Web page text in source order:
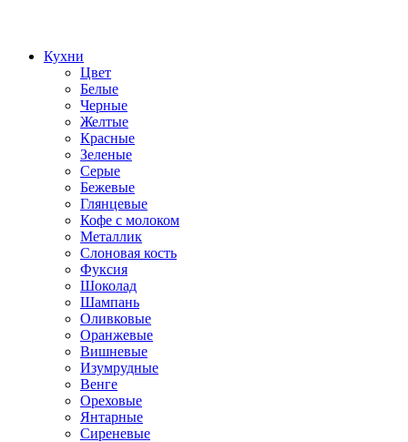
Кухни
Цвет
Белые
Черные
Желтые
Красные
Зеленые
Серые
Бежевые
Глянцевые
Кофе с молоком
Металлик
Слоновая кость
Фуксия
Шоколад
Шампань
Оливковые
Оранжевые
Вишневые
Изумрудные
Венге
Ореховые
Янтарные
Сиреневые